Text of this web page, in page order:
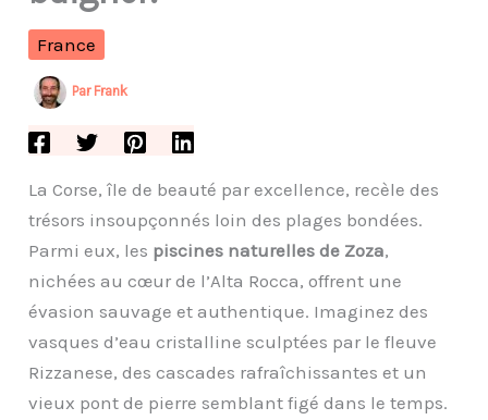
France
Par Frank
La Corse, île de beauté par excellence, recèle des
trésors insoupçonnés loin des plages bondées.
Parmi eux, les piscines naturelles de Zoza,
nichées au cœur de l’Alta Rocca, offrent une
évasion sauvage et authentique. Imaginez des
vasques d’eau cristalline sculptées par le fleuve
Rizzanese, des cascades rafraîchissantes et un
vieux pont de pierre semblant figé dans le temps.